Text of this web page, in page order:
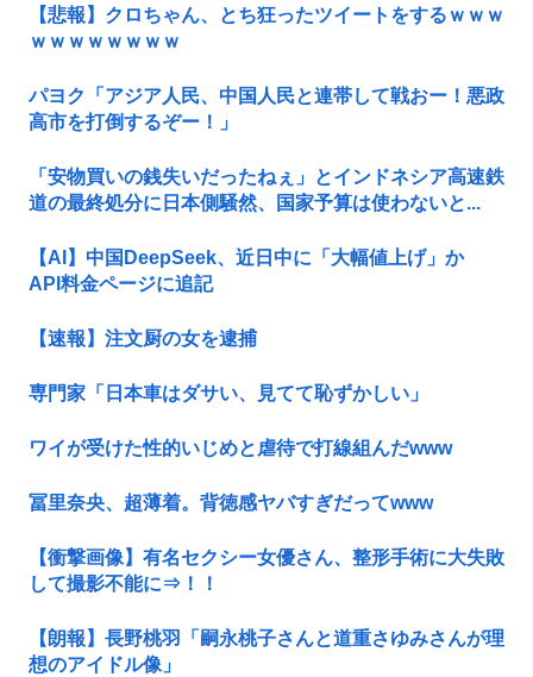
【悲報】クロちゃん、とち狂ったツイートをするｗｗｗ
ｗｗｗｗｗｗｗｗ
パヨク「アジア人民、中国人民と連帯して戦おー！悪政
高市を打倒するぞー！」
「安物買いの銭失いだったねぇ」とインドネシア高速鉄
道の最終処分に日本側騒然、国家予算は使わないと...
【AI】中国DeepSeek、近日中に「大幅値上げ」か
API料金ページに追記
【速報】注文厨の女を逮捕
専門家「日本車はダサい、見てて恥ずかしい」
ワイが受けた性的いじめと虐待で打線組んだwww
冨里奈央、超薄着。背徳感ヤバすぎだってwww
【衝撃画像】有名セクシー女優さん、整形手術に大失敗
して撮影不能に⇒！！
【朗報】長野桃羽「嗣永桃子さんと道重さゆみさんが理
想のアイドル像」